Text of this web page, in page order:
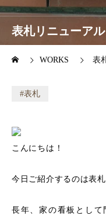
表札リニューアル
WORKS 表
表札
こんにちは！
今日ご紹介するのは表
長年、家の看板として